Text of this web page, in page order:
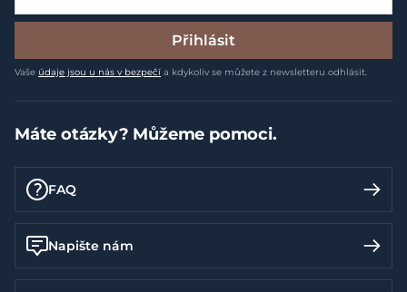
Přihlásit
Vaše údaje jsou u nás v bezpečí a kdykoliv se můžete z newsletteru odhlásit.
Máte otázky? Můžeme pomoci.
FAQ
Napište nám